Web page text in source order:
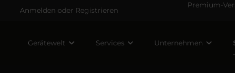
Anmelden oder Registrieren
Premium-
Gerätewelt Services Unternehmen